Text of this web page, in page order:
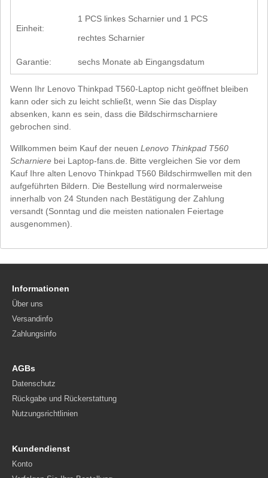
Einheit:
1 PCS linkes Scharnier und 1 PCS
rechtes Scharnier
Garantie: sechs Monate ab Eingangsdatum
Wenn Ihr Lenovo Thinkpad T560-Laptop nicht geöffnet bleiben
kann oder sich zu leicht schließt, wenn Sie das Display
absenken, kann es sein, dass die Bildschirmscharniere
gebrochen sind.
Willkommen beim Kauf der neuen Lenovo Thinkpad T560
Scharniere bei Laptop-fans.de. Bitte vergleichen Sie vor dem
Kauf Ihre alten Lenovo Thinkpad T560 Bildschirmwellen mit den
aufgeführten Bildern. Die Bestellung wird normalerweise
innerhalb von 24 Stunden nach Bestätigung der Zahlung
versandt (Sonntag und die meisten nationalen Feiertage
ausgenommen).
Informationen
Über uns
Versandinfo
Zahlungsinfo
AGBs
Datenschutz
Rückgabe und Rückerstattung
Nutzungsrichtlinien
Kundendienst
Konto